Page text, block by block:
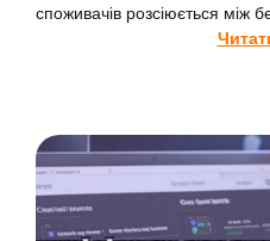
споживачів розсіюється між